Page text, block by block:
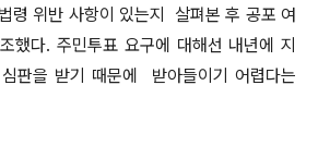
령 위반 사항이 있는지 살펴본 후 공포 여
했다. 주민투표 요구에 대해선 내년에 지
판을 받기 때문에 받아들이기 어렵다는